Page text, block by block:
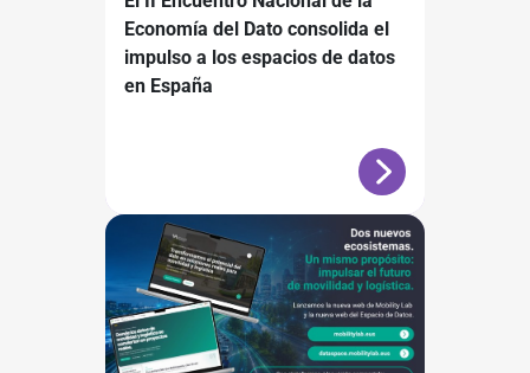
Economía del Dato consolida el
impulso a los espacios de datos
en España